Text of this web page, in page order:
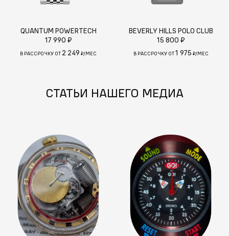
QUANTUM POWERTECH
17 990 ₽
В РАССРОЧКУ ОТ 2 249 ₽/МЕС
BEVERLY HILLS POLO CLUB
15 800 ₽
В РАССРОЧКУ ОТ1 975 ₽/МЕС
СТАТЬИ НАШЕГО МЕДИА